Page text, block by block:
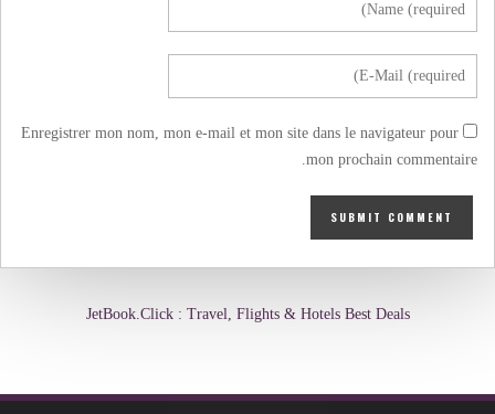
Enregistrer mon nom, mon e-mail et mon site dans le navigateur pour
mon prochain commentaire.
JetBook.Click : Travel, Flights & Hotels Best Deals